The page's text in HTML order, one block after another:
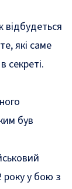
які саме
секреті.
був
року у бою з